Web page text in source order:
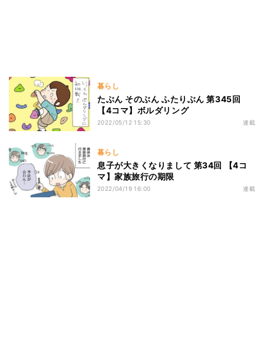
暮らし
たぶん そのぶん ふたりぶん 第345回
【4コマ】ボルダリング
2022/05/12 15:30 連載
暮らし
息子が大きくなりまして 第34回 【4コ
マ】家族旅行の期限
2022/04/19 16:00 連載